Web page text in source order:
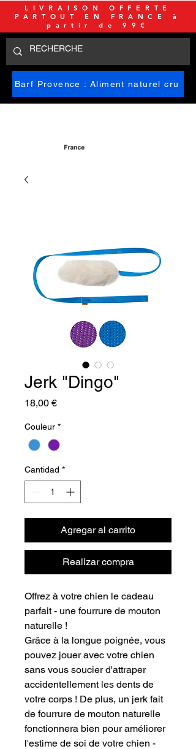
Barf Provence : Aliment naturel cru
LIVRAISON OFFERTE
PARTOUT EN FRANCE à
partir de 99€
Jerk "Dingo"
18,00 €Precio
Couleur *
Cantidad *
Agregar al carrito
Realizar compra
Offrez à votre chien le cadeau
parfait - une fourrure de mouton
naturelle !
Grâce à la longue poignée, vous
pouvez jouer avec votre chien
sans vous soucier d'attraper
accidentellement les dents de
votre corps ! De plus, un jerk fait
de fourrure de mouton naturelle
fonctionnera bien pour améliorer
l'estime de soi de votre chien -